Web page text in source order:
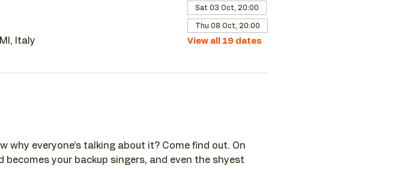
Italy
Sat 03 Oct, 20:00
Thu 08 Oct, 20:00
View all 19 dates
why everyone’s talking about it? Come find out. On
becomes your backup singers, and even the shyest